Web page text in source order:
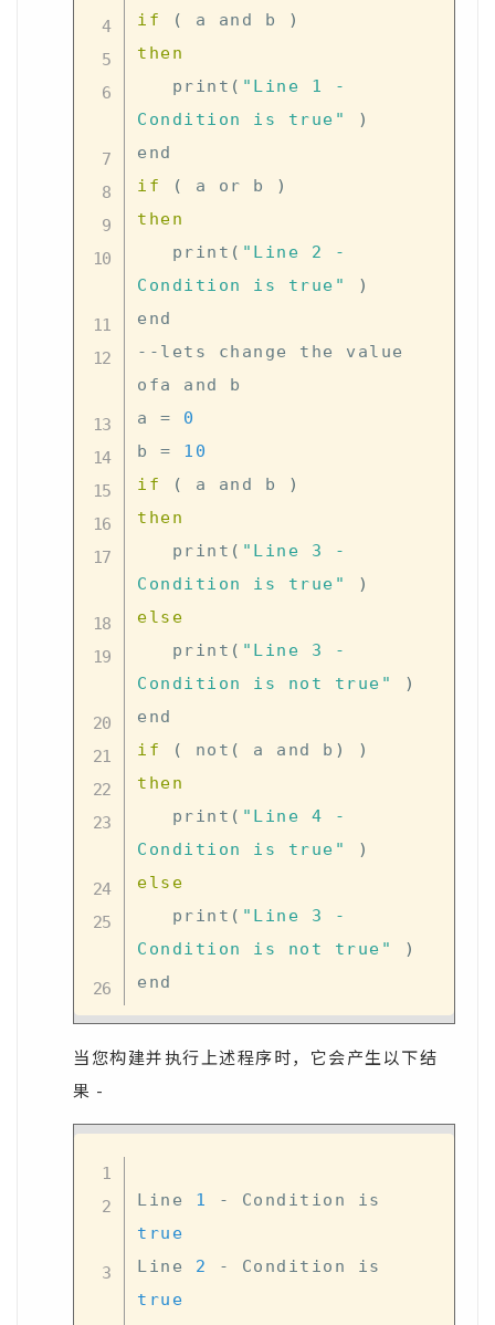
if
( a and b
)
then
   print
( "Line 1 -
Condition is true"
)
if
( a or b
)
then
   print
( "Line 2 -
Condition is true"
)
end
--lets change the value
ofa and b
a =
0
b =
10
if
( a and b
)
then
   print
( "Line 3 -
Condition is true"
)
else
   print
( "Line 3 -
Condition is not true"
)
if
( not ( a and b )
)
then
   print
( "Line 4 -
Condition is true"
)
else
   print
( "Line 3 -
Condition is not true"
)
当您构建并执行上述程序时，它会产生以下结
果 -
Line 1
true
Line 2
true